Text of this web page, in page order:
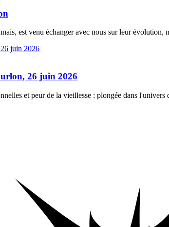
est venu échanger avec nous sur leur
26 juin 2026
et peur de la vieillesse : plongée dans